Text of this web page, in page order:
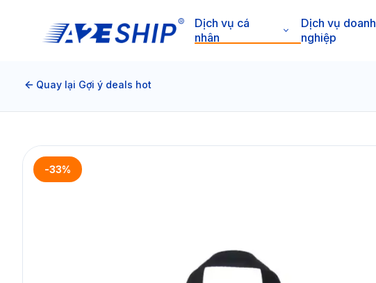
Dịch vụ cá
nhân
Dịch vụ doanh
nghiệp
Quay lại Gợi ý deals hot
-33%